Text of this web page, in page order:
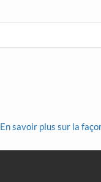
En savoir plus sur la